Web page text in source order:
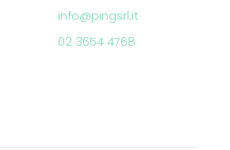
info@pingsrl.it
02 3654 4768